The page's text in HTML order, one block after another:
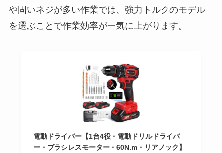
や固いネジが多い作業では、強力トルクのモデル
を選ぶことで作業効率が一気に上がります。
電動ドライバー【1台4役・電動ドリルドライバ
ー・ブラシレスモーター・60N.m・リアノック】